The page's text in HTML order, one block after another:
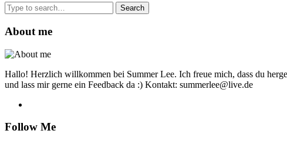
Search
for:
About me
Hallo! Herzlich willkommen bei Summer Lee. Ich freue mich, dass du
und lass mir gerne ein Feedback da :) Kontakt: summerlee@live.de
Follow Me